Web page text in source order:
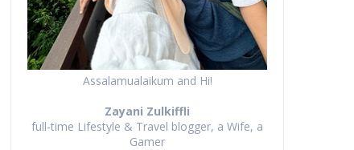
Assalamualaikum and Hi!
Zayani Zulkiffli
full-time Lifestyle & Travel blogger, a Wife, a
Gamer